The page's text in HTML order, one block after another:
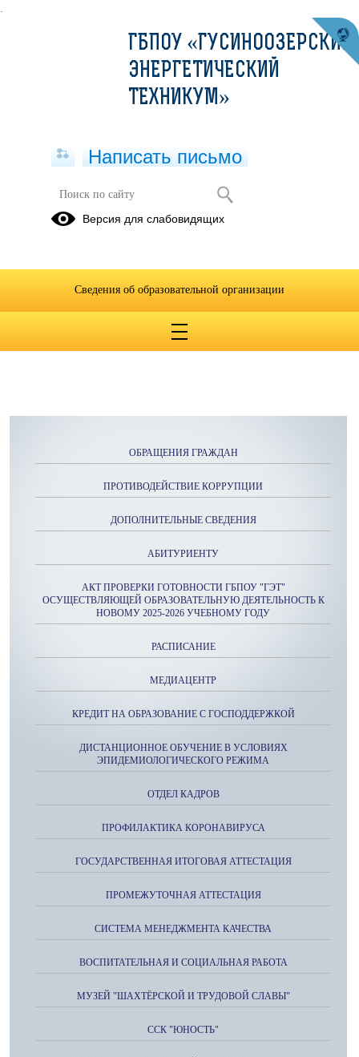
.
26 января 2022
26.01.2022
ОБРАЩЕНИЯ ГРАЖДАН
ПРОТИВОДЕЙСТВИЕ КОРРУПЦИИ
ДОПОЛНИТЕЛЬНЫЕ СВЕДЕНИЯ
АБИТУРИЕНТУ
АКТ ПРОВЕРКИ ГОТОВНОСТИ ГБПОУ "ГЭТ"
ОСУЩЕСТВЛЯЮЩЕЙ ОБРАЗОВАТЕЛЬНУЮ ДЕЯТЕЛЬНОСТЬ К
НОВОМУ 2025-2026 УЧЕБНОМУ ГОДУ
РАСПИСАНИЕ
МЕДИАЦЕНТР
КРЕДИТ НА ОБРАЗОВАНИЕ С ГОСПОДДЕРЖКОЙ
ДИСТАНЦИОННОЕ ОБУЧЕНИЕ В УСЛОВИЯХ
ЭПИДЕМИОЛОГИЧЕСКОГО РЕЖИМА
ОТДЕЛ КАДРОВ
ПРОФИЛАКТИКА КОРОНАВИРУСА
ГОСУДАРСТВЕННАЯ ИТОГОВАЯ АТТЕСТАЦИЯ
ПРОМЕЖУТОЧНАЯ АТТЕСТАЦИЯ
СИСТЕМА МЕНЕДЖМЕНТА КАЧЕСТВА
ВОСПИТАТЕЛЬНАЯ И СОЦИАЛЬНАЯ РАБОТА
МУЗЕЙ "ШАХТЁРСКОЙ И ТРУДОВОЙ СЛАВЫ"
ССК "ЮНОСТЬ"
ГБПОУ «ГУСИНООЗЕРСКИЙ
ЭНЕРГЕТИЧЕСКИЙ
ТЕХНИКУМ»
Написать письмо
Версия для слабовидящих
Сведения об образовательной организации